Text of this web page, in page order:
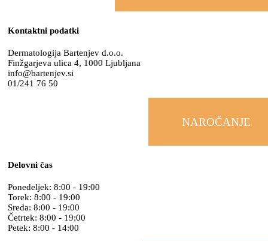
Kontaktni podatki
Dermatologija Bartenjev d.o.o.
Finžgarjeva ulica 4, 1000 Ljubljana
info@bartenjev.si
01/241 76 50
NAROČANJE
Delovni čas
Ponedeljek: 8:00 - 19:00
Torek: 8:00 - 19:00
Sreda: 8:00 - 19:00
Četrtek: 8:00 - 19:00
Petek: 8:00 - 14:00